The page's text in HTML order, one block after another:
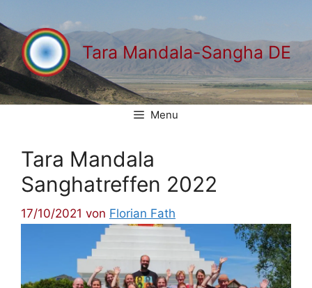
Inhalt
springen
Tara Mandala-Sangha DE
Menu
Tara Mandala
Sanghatreffen 2022
17/10/2021 von Florian Fath